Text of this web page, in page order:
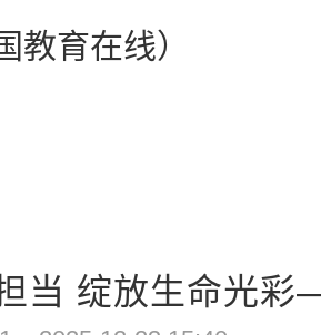
育在线）
当 绽放生命光